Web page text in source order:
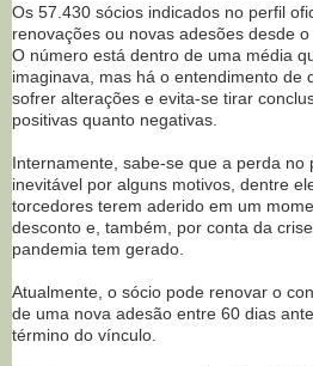
Os 57.430 sócios indicados no perfil
renovações ou novas adesões desde
O número está dentro de uma média
imaginava, mas há o entendimento de
sofrer alterações e evita-se tirar
positivas quanto negativas.
Internamente, sabe-se que a perda no
inevitável por alguns motivos, dentre
torcedores terem aderido em um
desconto e, também, por conta da
pandemia tem gerado.
Atualmente, o sócio pode renovar o
de uma nova adesão entre 60 dias
término do vínculo.